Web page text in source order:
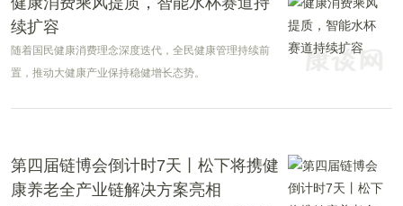
续扩容
随着国民健康消费理念深度迭代，全民健康管理持续前
置，推动大健康产业保持稳健增长态势。
第四届链博会倒计时7天丨松下将携健
康养老全产业链解决方案亮相